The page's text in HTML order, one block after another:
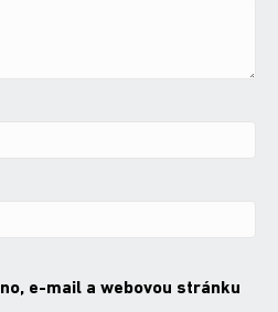
e-mail a webovou stránku